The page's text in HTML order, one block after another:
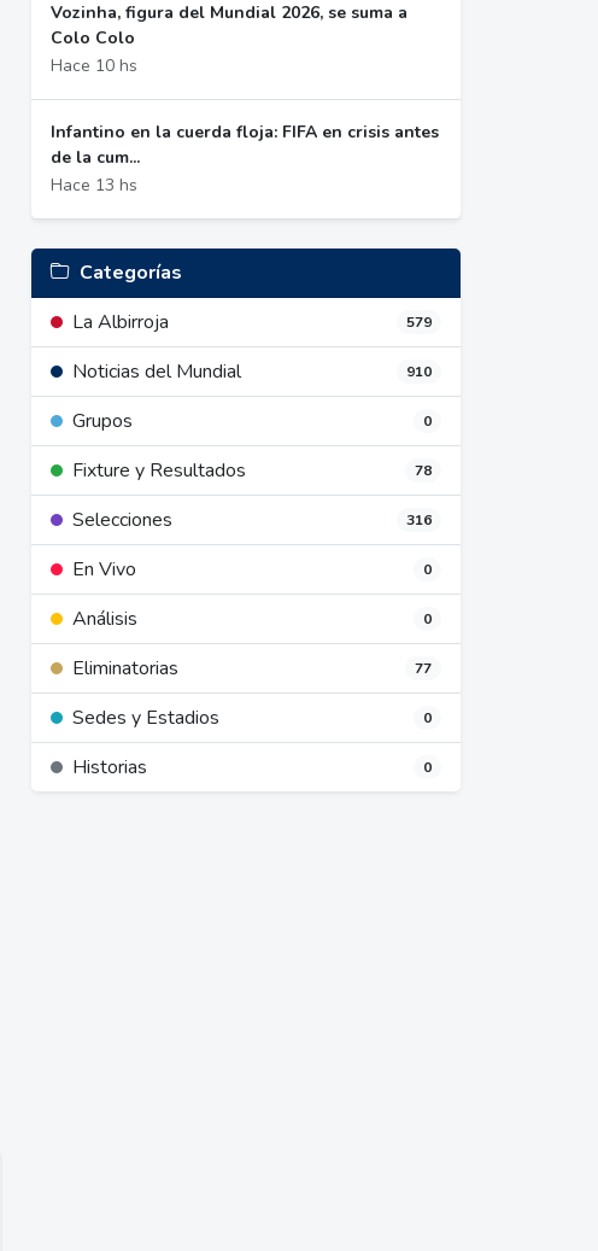
Vozinha, figura del Mundial 2026, se suma a
Colo Colo
Hace 10 hs
Infantino en la cuerda floja: FIFA en crisis antes
de la cum...
Hace 13 hs
Categorías
La Albirroja
579
Noticias del Mundial 910
Grupos 0
Fixture y Resultados 78
Selecciones 316
En Vivo 0
Análisis 0
Eliminatorias 77
Sedes y Estadios 0
Historias 0